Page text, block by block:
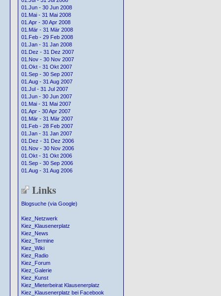
01.Jun - 30 Jun 2008
01.Mai - 31 Mai 2008
01.Apr - 30 Apr 2008
01.Mär - 31 Mär 2008
01.Feb - 29 Feb 2008
01.Jan - 31 Jan 2008
01.Dez - 31 Dez 2007
01.Nov - 30 Nov 2007
01.Okt - 31 Okt 2007
01.Sep - 30 Sep 2007
01.Aug - 31 Aug 2007
01.Jul - 31 Jul 2007
01.Jun - 30 Jun 2007
01.Mai - 31 Mai 2007
01.Apr - 30 Apr 2007
01.Mär - 31 Mär 2007
01.Feb - 28 Feb 2007
01.Jan - 31 Jan 2007
01.Dez - 31 Dez 2006
01.Nov - 30 Nov 2006
01.Okt - 31 Okt 2006
01.Sep - 30 Sep 2006
01.Aug - 31 Aug 2006
Links
Blogsuche (via Google)
Kiez_Netzwerk
Kiez_Klausenerplatz
Kiez_News
Kiez_Termine
Kiez_Wiki
Kiez_Radio
Kiez_Forum
Kiez_Galerie
Kiez_Kunst
Kiez_Mieterbeirat Klausenerplatz
Kiez_Klausenerplatz bei Facebook